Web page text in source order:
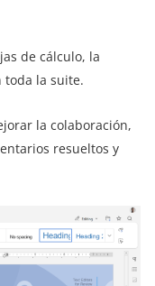
de cálculo, la
toda la suite.
la colaboración,
resueltos y